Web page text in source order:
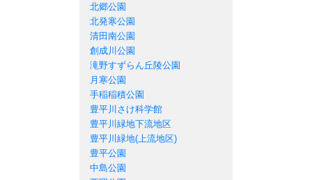
北郷公園
北発寒公園
清田南公園
創成川公園
滝野すずらん丘陵公園
月寒公園
手稲稲積公園
豊平川さけ科学館
豊平川緑地下流地区
豊平川緑地(上流地区)
豊平公園
中島公園